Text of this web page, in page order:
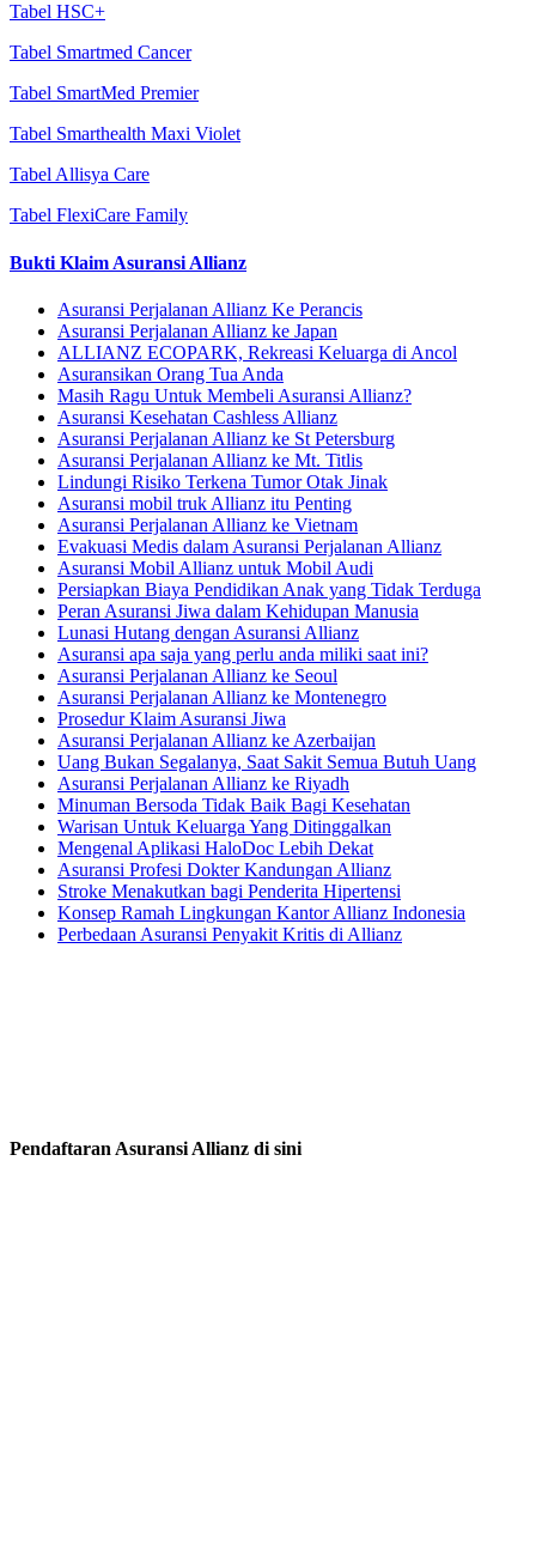
Tabel HSC+
Tabel Smartmed Cancer
Tabel SmartMed Premier
Tabel Smarthealth Maxi Violet
Tabel Allisya Care
Tabel FlexiCare Family
Bukti Klaim Asuransi Allianz
Asuransi Perjalanan Allianz Ke Perancis
Asuransi Perjalanan Allianz ke Japan
ALLIANZ ECOPARK, Rekreasi Keluarga di Ancol
Asuransikan Orang Tua Anda
Masih Ragu Untuk Membeli Asuransi Allianz?
Asuransi Kesehatan Cashless Allianz
Asuransi Perjalanan Allianz ke St Petersburg
Asuransi Perjalanan Allianz ke Mt. Titlis
Lindungi Risiko Terkena Tumor Otak Jinak
Asuransi mobil truk Allianz itu Penting
Asuransi Perjalanan Allianz ke Vietnam
Evakuasi Medis dalam Asuransi Perjalanan Allianz
Asuransi Mobil Allianz untuk Mobil Audi
Persiapkan Biaya Pendidikan Anak yang Tidak Terduga
Peran Asuransi Jiwa dalam Kehidupan Manusia
Lunasi Hutang dengan Asuransi Allianz
Asuransi apa saja yang perlu anda miliki saat ini?
Asuransi Perjalanan Allianz ke Seoul
Asuransi Perjalanan Allianz ke Montenegro
Prosedur Klaim Asuransi Jiwa
Asuransi Perjalanan Allianz ke Azerbaijan
Uang Bukan Segalanya, Saat Sakit Semua Butuh Uang
Asuransi Perjalanan Allianz ke Riyadh
Minuman Bersoda Tidak Baik Bagi Kesehatan
Warisan Untuk Keluarga Yang Ditinggalkan
Mengenal Aplikasi HaloDoc Lebih Dekat
Asuransi Profesi Dokter Kandungan Allianz
Stroke Menakutkan bagi Penderita Hipertensi
Konsep Ramah Lingkungan Kantor Allianz Indonesia
Perbedaan Asuransi Penyakit Kritis di Allianz
Pendaftaran Asuransi Allianz di sini